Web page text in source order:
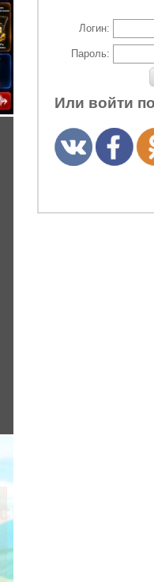
Логин:
Пароль:
Или войти